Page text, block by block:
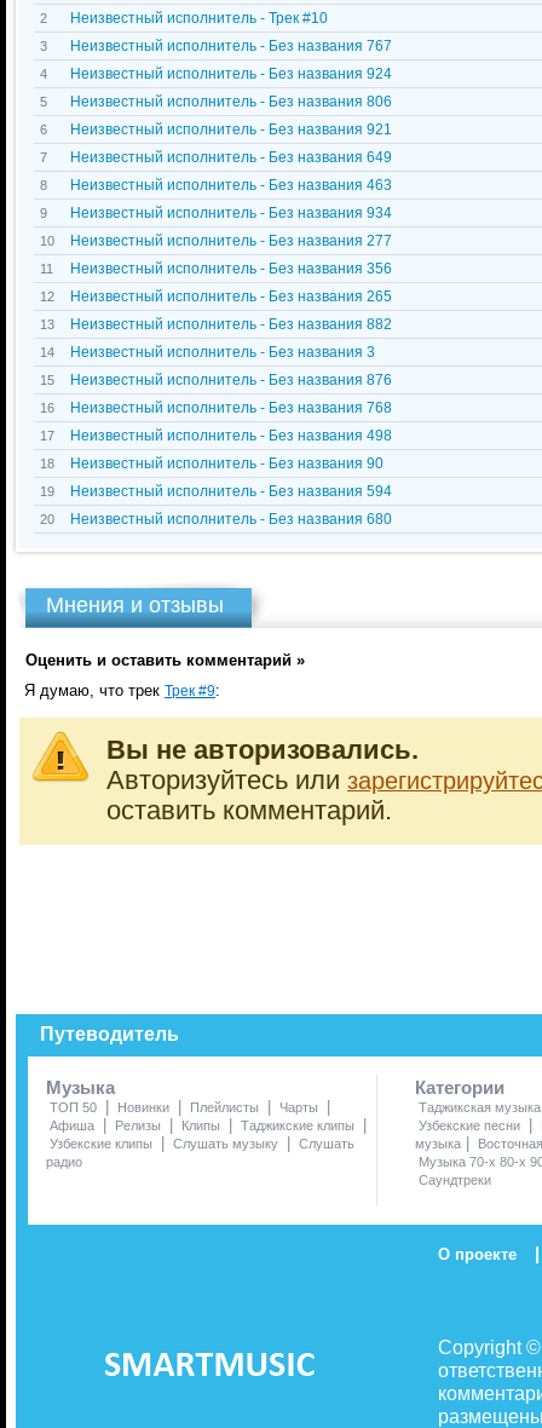
2 Неизвестный исполнитель - Трек #10
3 Неизвестный исполнитель - Без названия 767
4 Неизвестный исполнитель - Без названия 924
5 Неизвестный исполнитель - Без названия 806
6 Неизвестный исполнитель - Без названия 921
7 Неизвестный исполнитель - Без названия 649
8 Неизвестный исполнитель - Без названия 463
9 Неизвестный исполнитель - Без названия 934
10 Неизвестный исполнитель - Без названия 277
11 Неизвестный исполнитель - Без названия 356
12 Неизвестный исполнитель - Без названия 265
13 Неизвестный исполнитель - Без названия 882
14 Неизвестный исполнитель - Без названия 3
15 Неизвестный исполнитель - Без названия 876
16 Неизвестный исполнитель - Без названия 768
17 Неизвестный исполнитель - Без названия 498
18 Неизвестный исполнитель - Без названия 90
19 Неизвестный исполнитель - Без названия 594
20 Неизвестный исполнитель - Без названия 680
Мнения и отзывы
Оценить и оставить комментарий »
Я думаю, что трек Трек #9:
Вы не авторизовались.
Авторизуйтесь или
оставить комментарий.
Путеводитель
Музыка
ТОП 50 | Новинки | Плейлисты | Чарты |
Афиша | Релизы | Клипы | Таджикские клипы |
Узбекские клипы | Слушать музыку | Слушать
радио
Категории
Таджикская музыка
Узбекские песни
|
музыка |
Музыка 70-х 80-х
Саундтреки
О проекте |
Copyright
размещены